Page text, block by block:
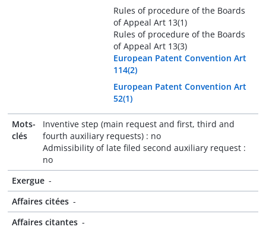
Rules of procedure of the Boards
of Appeal Art 13(1)
Rules of procedure of the Boards
of Appeal Art 13(3)
European Patent Convention Art
114(2)
European Patent Convention Art
52(1)
Mots-
clés
Inventive step (main request and first, third and
fourth auxiliary requests) : no
Admissibility of late filed second auxiliary request :
no
Exergue -
Affaires citées -
Affaires citantes -